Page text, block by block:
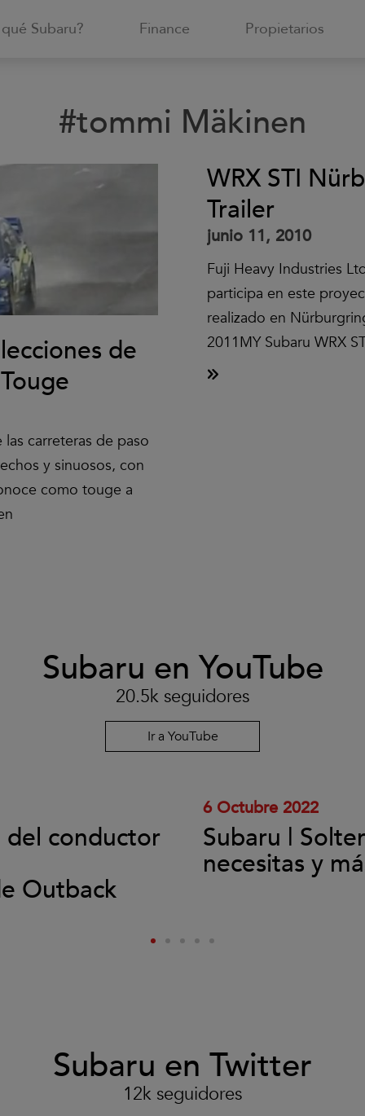
Subaru? Finance Propietarios
#tommi Mäkinen
de
carreteras de paso
y sinuosos, con
como touge a
WRX STI
Trailer
junio 11, 2010
Fuji Heavy Industries
participa en este
realizado en
2011MY Subaru WRX
Subaru en YouTube
20.5k seguidores
Ir a YouTube
del conductor
Outback
Clic
para
aceptar
las
cookies
y
reproducir
6 Octubre 2022
Subaru |
necesitas y
Subaru en Twitter
12k seguidores